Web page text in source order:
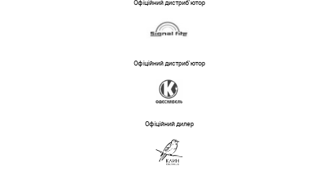
Офіційний дистриб'ютор
Офіційний дистриб'ютор
Офіційний дилер